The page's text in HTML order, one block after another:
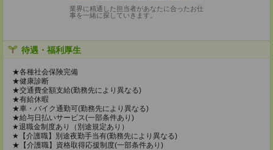
業界に精通した担当者があなたに合ったお仕
事を一緒に探していきます。
待遇・福利厚生
★各種社会保険完備
★健康診断
★交通費全額支給(勤務先により異なる)
★有給休暇
★車・バイク通勤可(勤務先により異なる)
★給与日払いサービス(一部条件あり)
★退職金制度あり（別途規定あり）
★【介護職】別途夜勤手当有(勤務先により異なる)
★【介護職】資格取得応援制度(一部条件あり)